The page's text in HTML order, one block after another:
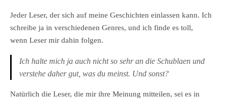
Jeder Leser, der sich auf meine Geschichten einlassen kann. Ich
schreibe ja in verschiedenen Genres, und ich finde es toll,
wenn Leser mir dahin folgen.
Ich halte mich ja auch nicht so sehr an die Schublaen und
verstehe daher gut, was du meinst. Und sonst?
Natürlich die Leser, die mir ihre Meinung mitteilen, sei es in